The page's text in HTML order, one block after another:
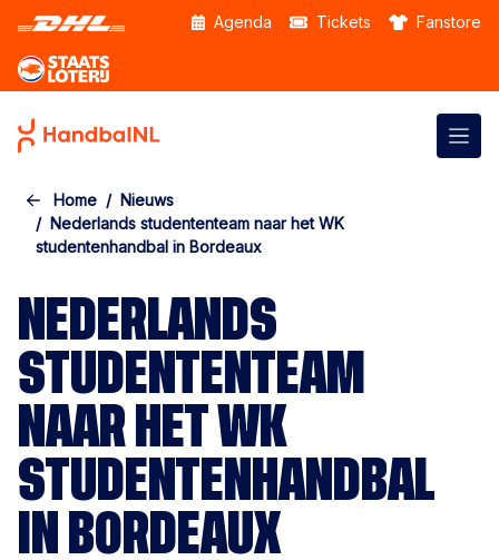
Skip to the main content Agenda Tickets Fanstore
Home
Nieuws
Nederlands studententeam naar het WK
studentenhandbal in Bordeaux
NEDERLANDS
STUDENTENTEAM
NAAR HET WK
STUDENTENHANDBAL
IN BORDEAUX